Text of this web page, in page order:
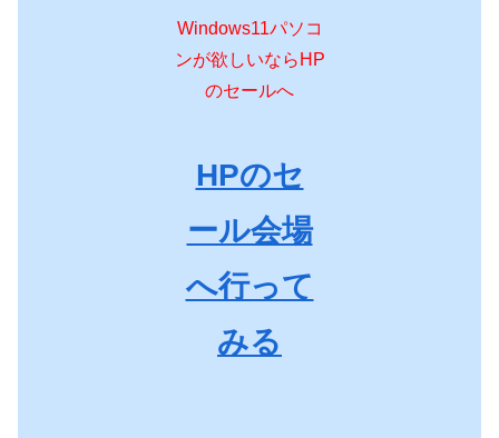
Windows11パソコ
ンが欲しいならHP
のセールへ
HPのセ
ール会場
へ行って
みる